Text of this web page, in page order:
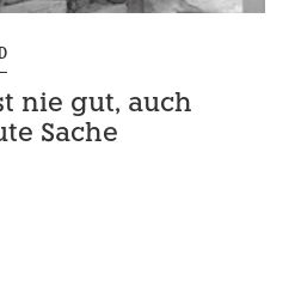
nie gut, auch
Sache